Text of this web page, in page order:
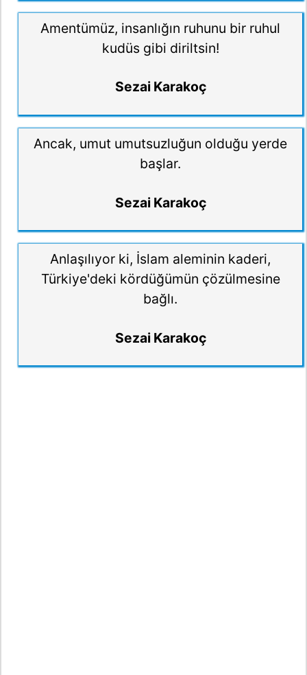
Amentümüz, insanlığın ruhunu bir ruhul
kudüs gibi diriltsin!
Sezai Karakoç
Ancak, umut umutsuzluğun olduğu yerde
başlar.
Sezai Karakoç
Anlaşılıyor ki, İslam aleminin kaderi,
Türkiye'deki kördüğümün çözülmesine
bağlı.
Sezai Karakoç